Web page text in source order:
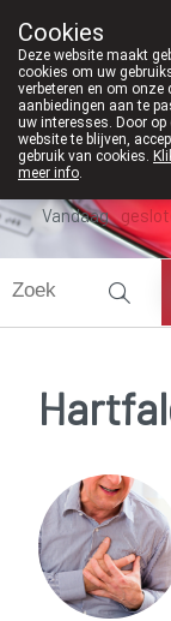
Vandaag
Cookies
Deze website maakt
cookies om uw
verbeteren en om onze
aanbiedingen aan te
uw interesses. Door op
website te blijven,
gebruik van cookies.
meer info.